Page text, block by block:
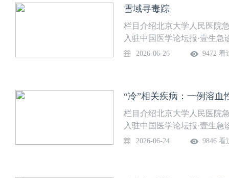
雪域寻毒踪
栏目介绍北京大学人民医院
入驻中国医学论坛报·壹生
部免费开放，供临床同道交
2026-06-26 9472 看
“冷”相关疾病：一例溶血
栏目介绍北京大学人民医院
入驻中国医学论坛报·壹生
部免费开放，供临床同道交
2026-06-24 9846 看